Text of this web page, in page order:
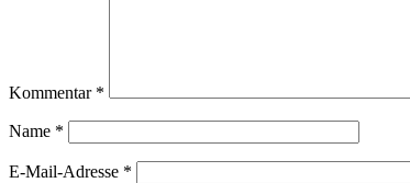
Kommentar *
Name *
E-Mail-Adresse *